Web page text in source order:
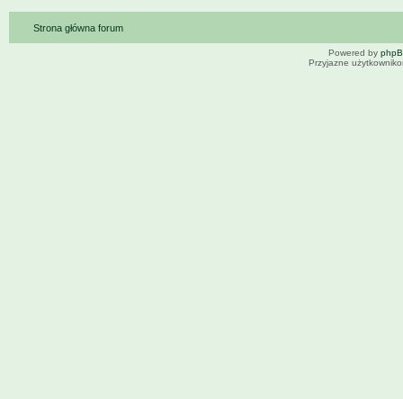
Strona główna forum
Powered by
Przyjazne